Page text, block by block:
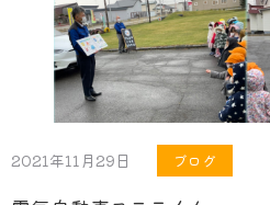
2021年11月29日 ブログ